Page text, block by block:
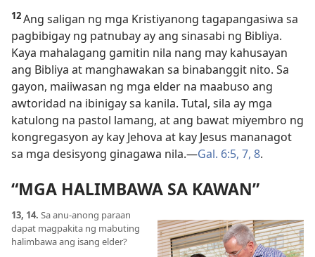
12Ang saligan ng mga Kristiyanong tagapangasiwa sa
pagbibigay ng patnubay ay ang sinasabi ng Bibliya.
Kaya mahalagang gamitin nila nang may kahusayan
ang Bibliya at manghawakan sa binabanggit nito. Sa
gayon, maiiwasan ng mga elder na maabuso ang
awtoridad na ibinigay sa kanila. Tutal, sila ay mga
katulong na pastol lamang, at ang bawat miyembro ng
kongregasyon ay kay Jehova at kay Jesus mananagot
sa mga desisyong ginagawa nila.—Gal. 6:5, 7, 8.
“MGA HALIMBAWA SA KAWAN”
13, 14. Sa anu-anong paraan
dapat magpakita ng mabuting
halimbawa ang isang elder?